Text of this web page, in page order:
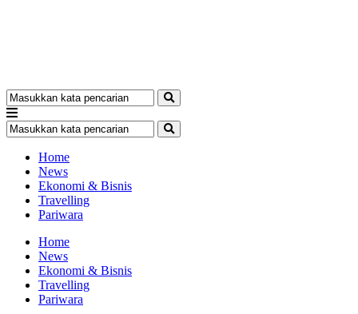
Home
News
Ekonomi & Bisnis
Travelling
Pariwara
Home
News
Ekonomi & Bisnis
Travelling
Pariwara